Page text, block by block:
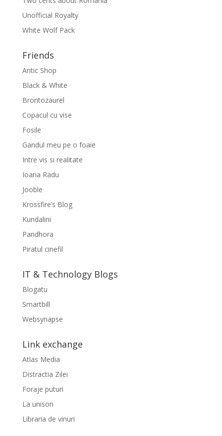
Unofficial Royalty
White Wolf Pack
Friends
Antic Shop
Black & White
Brontozaurel
Copacul cu vise
Fosile
Gandul meu pe o foaie
Intre vis si realitate
Ioana Radu
Jooble
Krossfire’s Blog
Kundalini
Pandhora
Piratul cinefil
IT & Technology Blogs
Blogatu
Smartbill
Websynapse
Link exchange
Atlas Media
Distractia Zilei
Foraje puturi
La unison
Libraria de vinuri